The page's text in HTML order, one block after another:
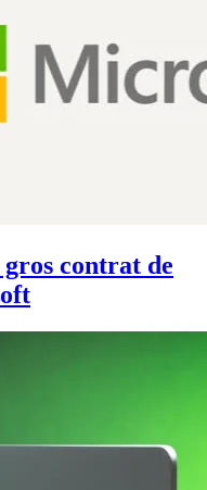
contrat de